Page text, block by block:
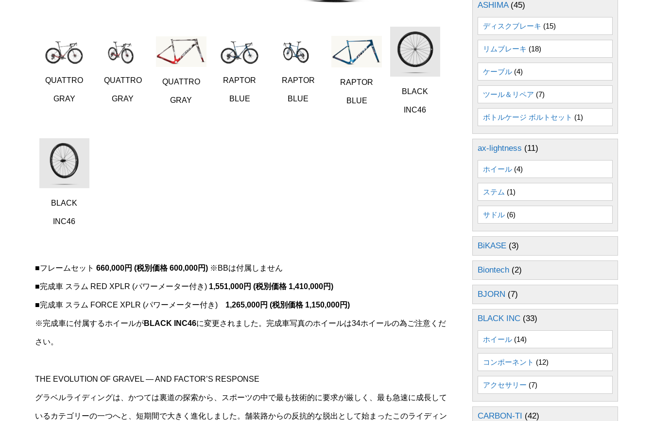
QUATTRO
GRAY
QUATTRO
GRAY
QUATTRO
GRAY
RAPTOR
BLUE
RAPTOR
BLUE
RAPTOR
BLUE
BLACK
INC46
BLACK
INC46
■フレームセット 660,000円 (税別価格 600,000円) ※BBは付属しません
■完成車 スラム RED XPLR (パワーメーター付き) 1,551,000円 (税別価格 1,410,000円)
■完成車 スラム FORCE XPLR (パワーメーター付き) 1,265,000円 (税別価格 1,150,000円)
※完成車に付属するホイールがBLACK INC46に変更されました。完成車写真のホイールは34ホイールの為ご注意くだ
さい。
THE EVOLUTION OF GRAVEL — AND FACTOR’S RESPONSE
グラベルライディングは、かつては裏道の探索から、スポーツの中で最も技術的に要求が厳しく、最も急速に成長して
いるカテゴリーの一つへと、短期間で大きく進化しました。舗装路からの反抗的な脱出として始まったこのライディン
ASHIMA(45)
ディスクブレーキ (15)
リムブレーキ (18)
ケーブル (4)
ツール＆リペア (7)
ボトルケージ ボルトセット (1)
ax-lightness (11)
ホイール (4)
ステム (1)
サドル (6)
BiKASE (3)
Biontech (2)
BJORN (7)
BLACK INC (33)
ホイール (14)
コンポーネント (12)
アクセサリー (7)
CARBON-TI (42)